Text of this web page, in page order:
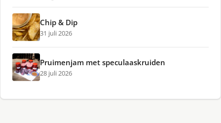
Chip & Dip
31 juli 2026
Pruimenjam met speculaaskruiden
28 juli 2026